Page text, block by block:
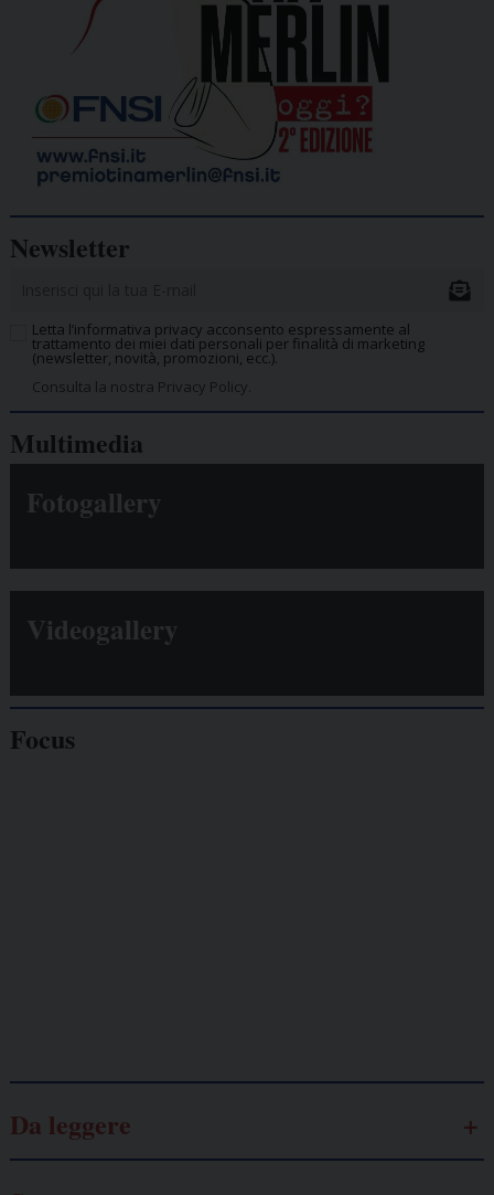
Newsletter
Letta l’informativa privacy acconsento espressamente al
trattamento dei miei dati personali per finalità di marketing
(newsletter, novità, promozioni, ecc.).
Consulta la nostra Privacy Policy.
Multimedia
Fotogallery
Videogallery
Focus
Da leggere